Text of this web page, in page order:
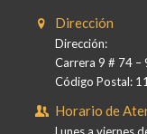
Dirección
Dirección:
Carrera 9 # 74 –
Código Postal:
Horario de